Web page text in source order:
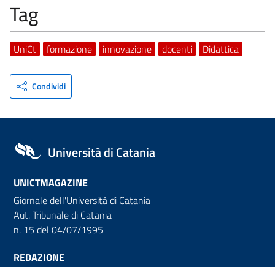
Tag
UniCt formazione innovazione docenti Didattica
Condividi
Università di Catania
UNICTMAGAZINE
Giornale dell'Università di Catania
Aut. Tribunale di Catania
n. 15 del 04/07/1995
REDAZIONE